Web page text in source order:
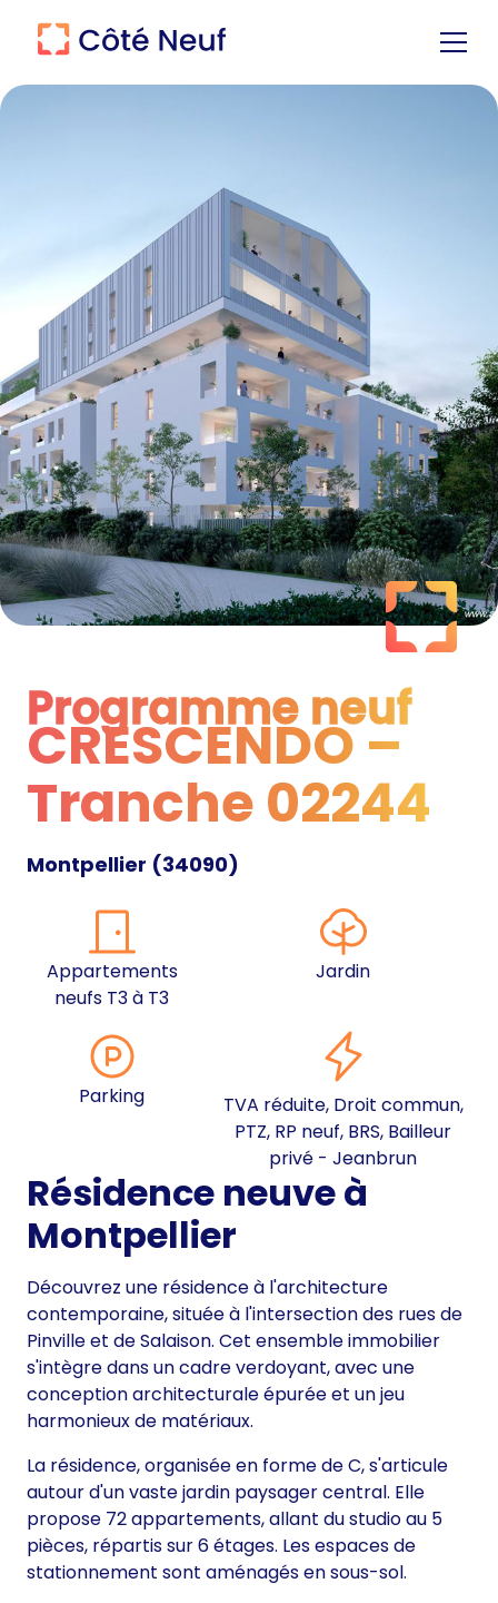
Programme neuf
Programme neuf
CRESCENDO –
Tranche 02244
Montpellier (34090)
Appartements
neufs T3 à T3
Jardin
Parking
TVA réduite, Droit commun,
PTZ, RP neuf, BRS, Bailleur
privé - Jeanbrun
Résidence neuve à
Montpellier
Découvrez une résidence à l'architecture
contemporaine, située à l'intersection des rues de
Pinville et de Salaison. Cet ensemble immobilier
s'intègre dans un cadre verdoyant, avec une
conception architecturale épurée et un jeu
harmonieux de matériaux.
La résidence, organisée en forme de C, s'articule
autour d'un vaste jardin paysager central. Elle
propose 72 appartements, allant du studio au 5
pièces, répartis sur 6 étages. Les espaces de
stationnement sont aménagés en sous-sol.